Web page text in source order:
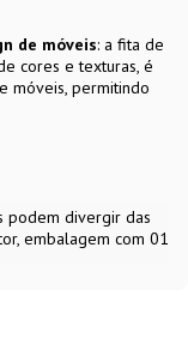
de móveis: a fita de
cores e texturas, é
móveis, permitindo
podem divergir das
embalagem com 01